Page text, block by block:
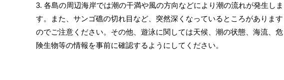
3. 各島の周辺海岸では潮の干満や風の方向などにより潮の流れが発生しま
す。また、サンゴ礁の切れ目など、突然深くなっているところがあります
のでご注意ください。その他、遊泳に関しては天候、潮の状態、海流、危
険生物等の情報を事前に確認するようにしてください。